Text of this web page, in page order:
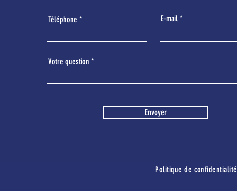
Téléphone E-mail
Votre question
Envoyer
Politique de confidentialité